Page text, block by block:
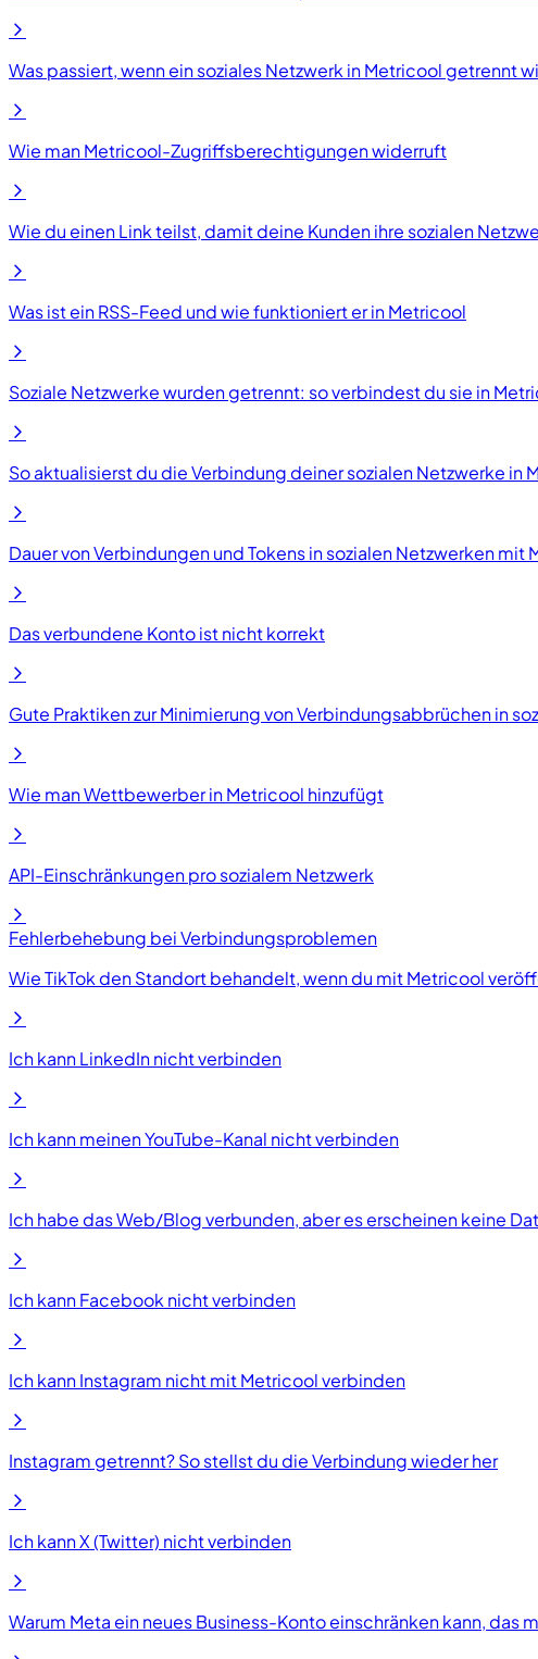
Was passiert, wenn ein soziales Netzwerk in Metricool getrennt
Wie man Metricool-Zugriffsberechtigungen widerruft
Wie du einen Link teilst, damit deine Kunden ihre sozialen
Was ist ein RSS-Feed und wie funktioniert er in Metricool
Soziale Netzwerke wurden getrennt: so verbindest du sie in
So aktualisierst du die Verbindung deiner sozialen Netzwerke in
Dauer von Verbindungen und Tokens in sozialen Netzwerken mit
Das verbundene Konto ist nicht korrekt
Gute Praktiken zur Minimierung von Verbindungsabbrüchen in
Wie man Wettbewerber in Metricool hinzufügt
API-Einschränkungen pro sozialem Netzwerk
Fehlerbehebung bei Verbindungsproblemen
Wie TikTok den Standort behandelt, wenn du mit Metricool
Ich kann LinkedIn nicht verbinden
Ich kann meinen YouTube-Kanal nicht verbinden
Ich habe das Web/Blog verbunden, aber es erscheinen keine
Ich kann Facebook nicht verbinden
Ich kann Instagram nicht mit Metricool verbinden
Instagram getrennt? So stellst du die Verbindung wieder her
Ich kann X (Twitter) nicht verbinden
Warum Meta ein neues Business-Konto einschränken kann, das